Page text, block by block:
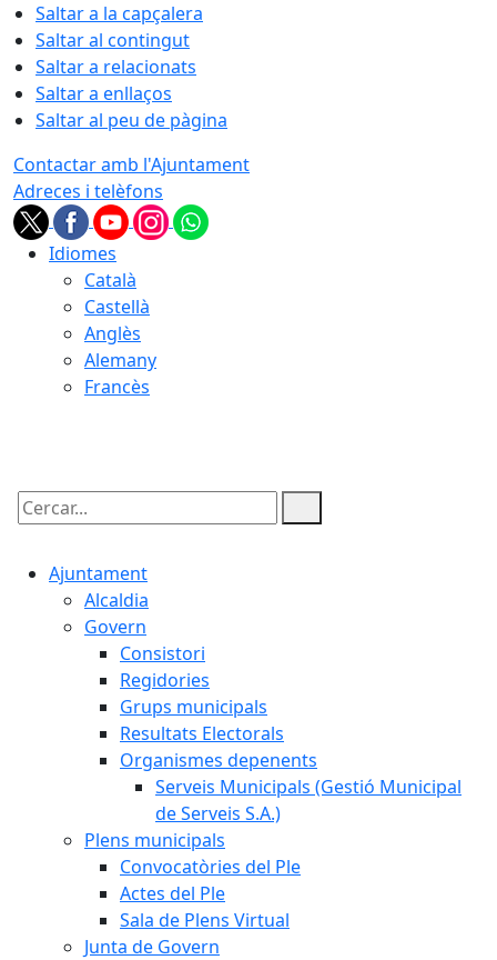
Saltar a la capçalera
Saltar al contingut
Saltar a relacionats
Saltar a enllaços
Saltar al peu de pàgina
Contactar amb l'Ajuntament
Adreces i telèfons
Idiomes
Català
Castellà
Anglès
Alemany
Francès
Cercar:
Ajuntament
Alcaldia
Govern
Consistori
Regidories
Grups municipals
Resultats Electorals
Organismes depenents
Serveis Municipals (Gestió Municipal
de Serveis S.A.)
Plens municipals
Convocatòries del Ple
Actes del Ple
Sala de Plens Virtual
Junta de Govern